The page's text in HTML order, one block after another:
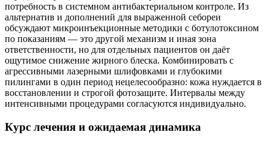
потребность в системном антибактериальном контроле. Из
альтернатив и дополнений для выраженной себореи
обсуждают микроинъекционные методики с ботулотоксином
по показаниям — это другой механизм и иная зона
ответственности, но для отдельных пациентов он даёт
ощутимое снижение жирного блеска. Комбинировать с
агрессивными лазерными шлифовками и глубокими
пилингами в один период нецелесообразно: кожа нуждается в
восстановлении и строгой фотозащите. Интервалы между
интенсивными процедурами согласуются индивидуально.
Курс лечения и ожидаемая динамика